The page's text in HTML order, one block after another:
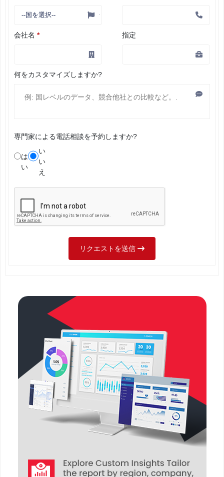
会社名 * 指定
何をカスタマイズしますか?
専門家による電話相談を予約しますか?
は
い
い
い
え
リクエストを送信